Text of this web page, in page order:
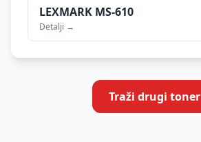
LEXMARK MS-610
Detalji →
Traži drugi toner